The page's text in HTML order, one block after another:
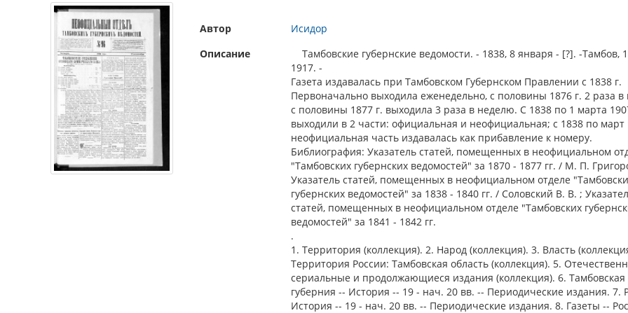
Автор
Исидор
Описание
Тамбовские губернские ведомости. - 1838, 8 января - [?]. -Тамбов,
1917. -
Газета издавалась при Тамбовском Губернском Правлении с 1838 г.
Первоначально выходила еженедельно, с половины 1876 г. 2 раза
с половины 1877 г. выходила 3 раза в неделю. С 1838 по 1 марта
выходили в 2 части: официальная и неофициальная; с 1838 по март
неофициальная часть издавалась как прибавление к номеру.
Библиография: Указатель статей, помещенных в неофициальном
"Тамбовских губернских ведомостей" за 1870 - 1877 гг. / М. П.
Указатель статей, помещенных в неофициальном отделе
губернских ведомостей" за 1838 - 1840 гг. / Соловский В. В. ;
статей, помещенных в неофициальном отделе "Тамбовских
ведомостей" за 1841 - 1842 гг.
.
1. Территория (коллекция). 2. Народ (коллекция). 3. Власть
Территория России: Тамбовская область (коллекция). 5.
сериальные и продолжающиеся издания (коллекция). 6. Тамбовская
губерния -- История -- 19 - нач. 20 вв. -- Периодические издания. 7.
История -- 19 - нач. 20 вв. -- Периодические издания. 8. Газеты --